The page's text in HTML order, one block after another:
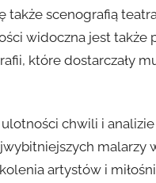
także scenografią
widoczna jest także
które dostarczały
chwili i
malarzy
artystów i